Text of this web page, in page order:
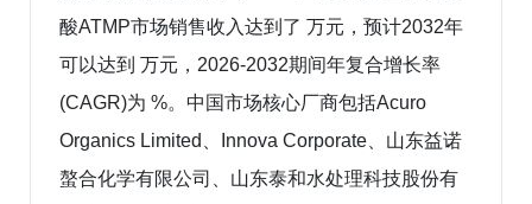
酸ATMP市场销售收入达到了 万元，预计2032年
可以达到 万元，2026-2032期间年复合增长率
(CAGR)为 %。中国市场核心厂商包括Acuro
Organics Limited、Innova Corporate、山东益诺
螯合化学有限公司、山东泰和水处理科技股份有